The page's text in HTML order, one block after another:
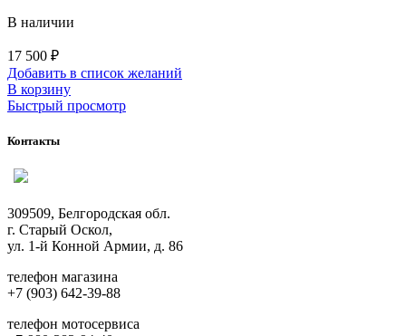
В наличии
17 500 ₽
Добавить в список желаний
В корзину
Быстрый просмотр
Контакты
309509, Белгородская обл.
г. Старый Оскол,
ул. 1-й Конной Армии, д. 86
телефон магазина
+7 (903) 642-39-88
телефон мотосервиса